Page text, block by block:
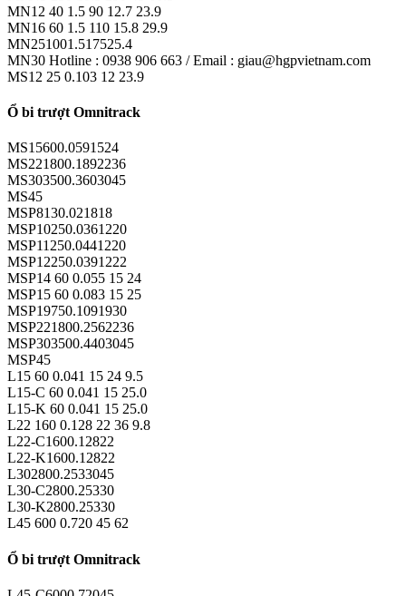
MN12 40 1.5 90 12.7 23.9
MN16 60 1.5 110 15.8 29.9
MN251001.517525.4
MN30 Hotline : 0938 906 663 / Email : giau@hgpvietnam.com
MS12 25 0.103 12 23.9
Ổ bi trượt Omnitrack
MS15600.0591524
MS221800.1892236
MS303500.3603045
MS45
MSP8130.021818
MSP10250.0361220
MSP11250.0441220
MSP12250.0391222
MSP14 60 0.055 15 24
MSP15 60 0.083 15 25
MSP19750.1091930
MSP221800.2562236
MSP303500.4403045
MSP45
L15 60 0.041 15 24 9.5
L15-C 60 0.041 15 25.0
L15-K 60 0.041 15 25.0
L22 160 0.128 22 36 9.8
L22-C1600.12822
L22-K1600.12822
L302800.2533045
L30-C2800.25330
L30-K2800.25330
L45 600 0.720 45 62
Ổ bi trượt Omnitrack